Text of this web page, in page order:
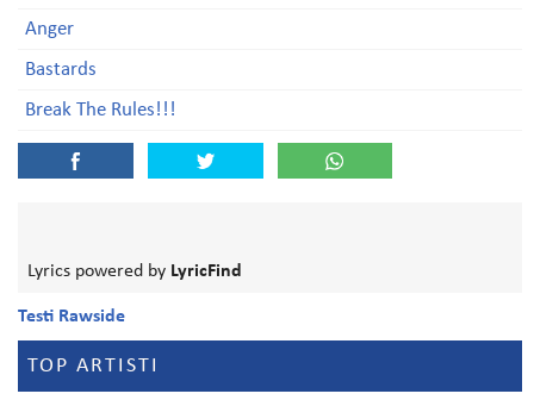
Anger
Bastards
Break The Rules!!!
Lyrics powered by LyricFind
Testi Rawside
TOP ARTISTI